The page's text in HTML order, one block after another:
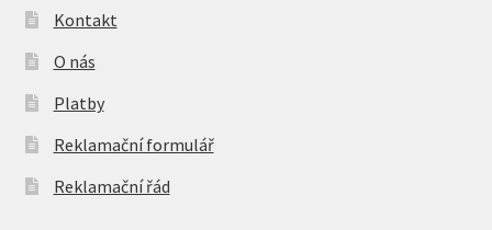
Kontakt
O nás
Platby
Reklamační formulář
Reklamační řád